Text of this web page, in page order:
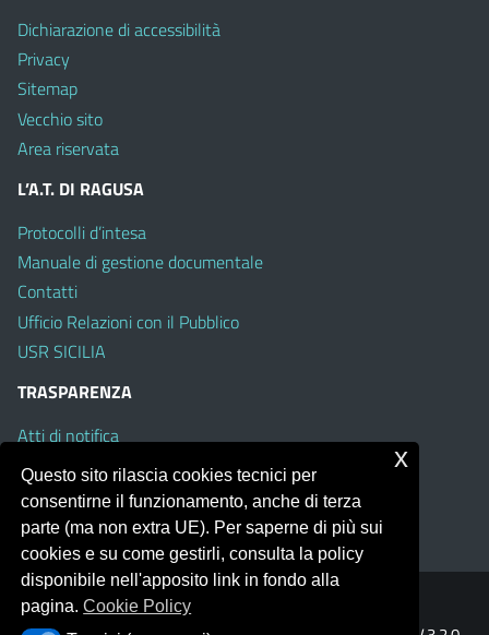
Dichiarazione di accessibilità
Privacy
Sitemap
Vecchio sito
Area riservata
L’A.T. DI RAGUSA
Protocolli d’intesa
Manuale di gestione documentale
Contatti
Ufficio Relazioni con il Pubblico
USR SICILIA
TRASPARENZA
Atti di notifica
Albo on line
Amministrazione Trasparente
Obiettivi di Accessibilità
Portale realizzato con la piattaforma
Questo sito rilascia cookies tecnici per
consentirne il funzionamento, anche di terza
parte (ma non extra UE). Per saperne di più sui
cookies e su come gestirli, consulta la policy
disponibile nell'apposito link in fondo alla
pagina.Cookie Policy
x